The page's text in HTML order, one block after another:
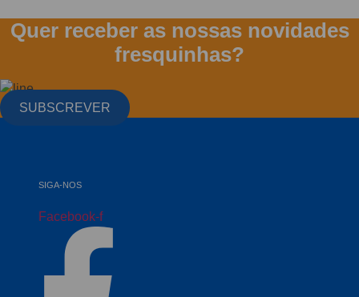
Quer receber as nossas novidades
fresquinhas?
SUBSCREVER
SIGA-NOS
Facebook-f